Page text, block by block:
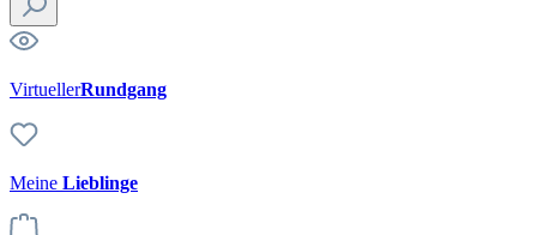
VirtuellerRundgang
Meine Lieblinge